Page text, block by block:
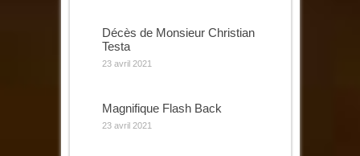
Décès de Monsieur Christian
Testa
23 avril 2021
Magnifique Flash Back
23 avril 2021